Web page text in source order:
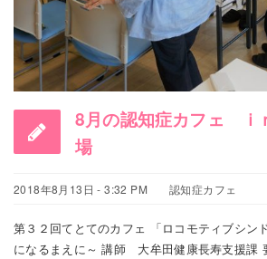
8月の認知症カフェ
場
2018年8月13日 - 3:32 PM 認知症カフェ
第３２回てとてのカフェ 「ロコモティブシン
になるまえに～ 講師 大牟田健康長寿支援課